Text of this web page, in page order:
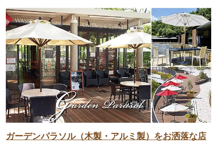
ガーデンパラソル（木製・アルミ製）をお洒落な店